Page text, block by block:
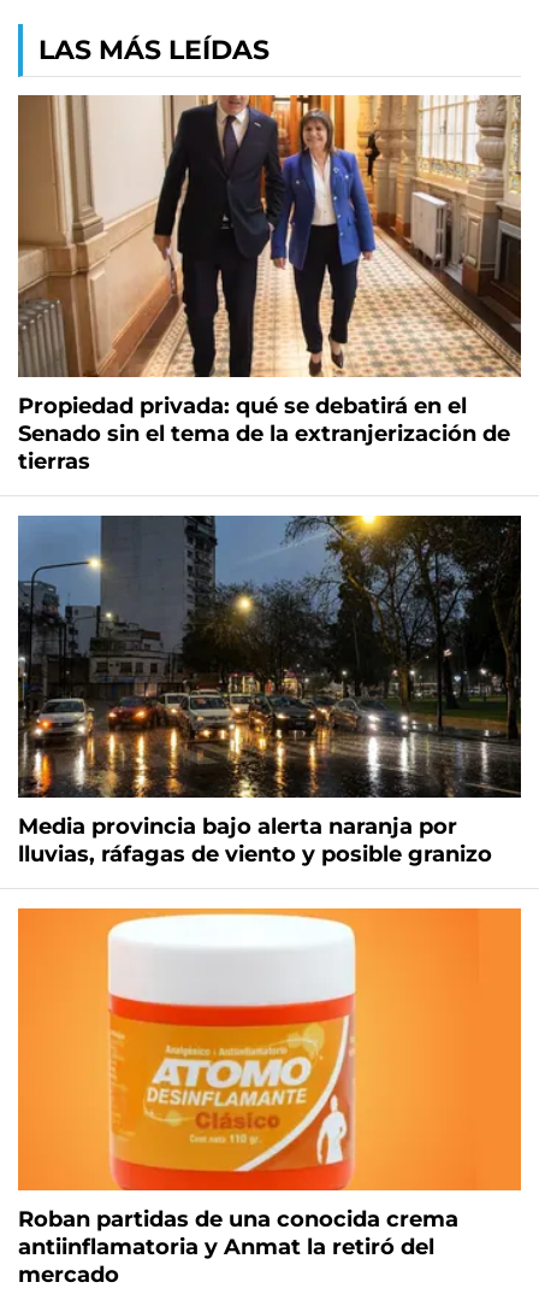
LAS MÁS LEÍDAS
Propiedad privada: qué se debatirá en el
Senado sin el tema de la extranjerización de
tierras
Media provincia bajo alerta naranja por
lluvias, ráfagas de viento y posible granizo
Roban partidas de una conocida crema
antiinflamatoria y Anmat la retiró del
mercado